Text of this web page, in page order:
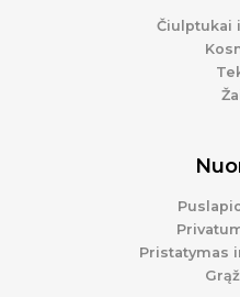
Čiulptukai
Pristatymas